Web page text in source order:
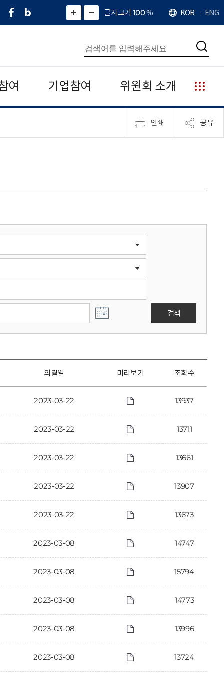
페
네
그
)
화
면
면
소
확
대
치
글자크기 100%
언
어
KOR ENG
통
합
검
색
검
여 기업참여 위원회 소개
누
리
집
안
인쇄 공유
검색
의결일 미리보기 조회수
2023-03-22 13937
2023-03-22 13711
2023-03-22 13661
2023-03-22 13907
2023-03-22 13673
2023-03-08 14747
2023-03-08 15794
2023-03-08 14773
2023-03-08 13996
2023-03-08 13724